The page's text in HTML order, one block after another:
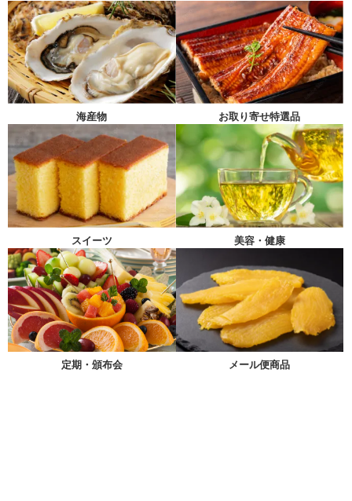
海産物 お取り寄せ特選品
スイーツ 美容・健康
定期・頒布会 メール便商品